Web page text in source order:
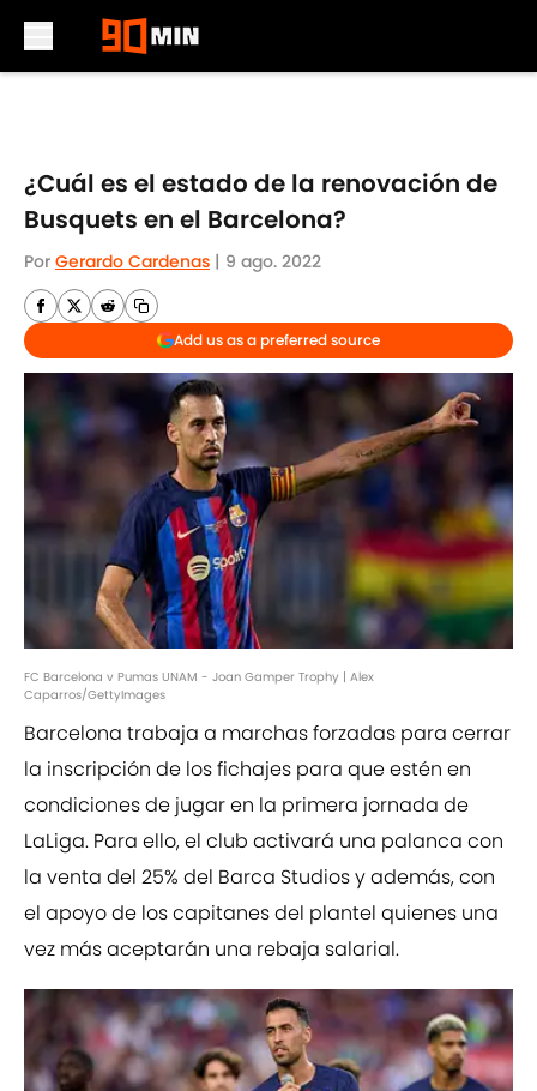
¿Cuál es el estado de la renovación de
Busquets en el Barcelona?
Por Gerardo Cardenas | 9 ago. 2022
Add us as a preferred source
FC Barcelona v Pumas UNAM - Joan Gamper Trophy | Alex
Caparros/GettyImages
Barcelona trabaja a marchas forzadas para cerrar
la inscripción de los fichajes para que estén en
condiciones de jugar en la primera jornada de
LaLiga. Para ello, el club activará una palanca con
la venta del 25% del Barca Studios y además, con
el apoyo de los capitanes del plantel quienes una
vez más aceptarán una rebaja salarial.